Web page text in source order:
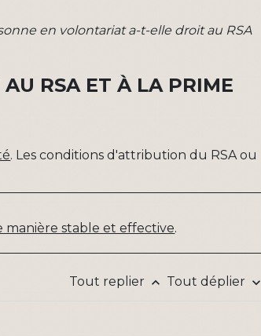
en volontariat a-t-elle droit au RSA
RSA ET À LA PRIME
. Les conditions d'attribution du RSA ou
manière stable et effective.
Tout replier keyboard_arrow_up Tout déplier keyboard_arrow_down